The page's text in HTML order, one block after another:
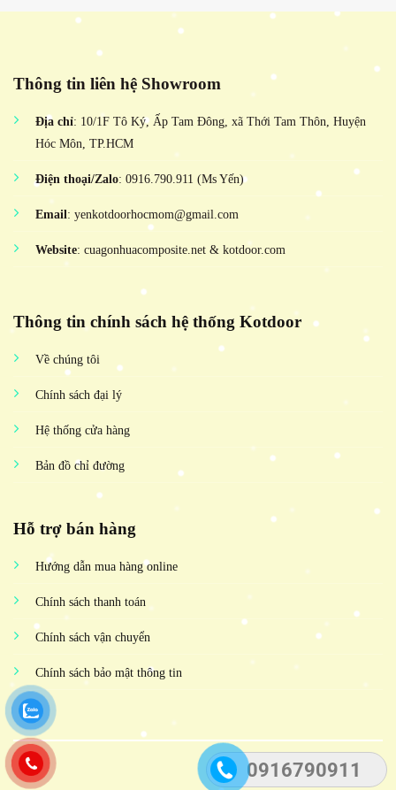
0916790911
Thông tin liên hệ Showroom
Địa chỉ: 10/1F Tô Ký, Ấp Tam Đông, xã Thới Tam Thôn, Huyện
Hóc Môn, TP.HCM
Điện thoại/Zalo: 0916.790.911 (Ms Yến)
Email: yenkotdoorhocmom@gmail.com
Website: cuagonhuacomposite.net & kotdoor.com
Thông tin chính sách hệ thống Kotdoor
Về chúng tôi
Chính sách đại lý
Hệ thống cửa hàng
Bản đồ chỉ đường
Hỗ trợ bán hàng
Hướng dẫn mua hàng online
Chính sách thanh toán
Chính sách vận chuyển
Chính sách bảo mật thông tin